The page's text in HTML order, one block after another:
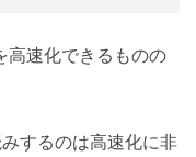
高速化できるものの
するのは高速化に非